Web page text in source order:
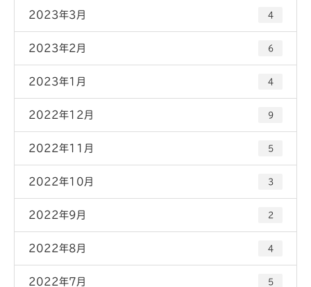
2023年3月 4
2023年2月 6
2023年1月 4
2022年12月 9
2022年11月 5
2022年10月 3
2022年9月 2
2022年8月 4
2022年7月 5